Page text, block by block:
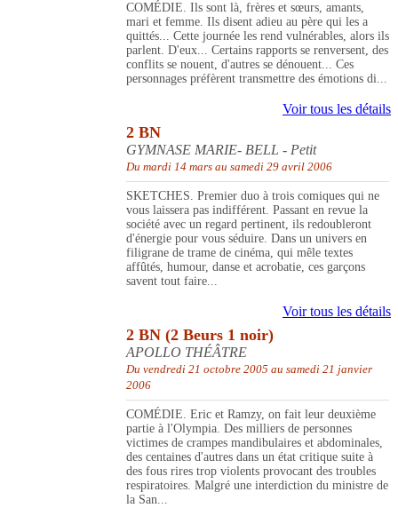
COMÉDIE. Ils sont là, frères et sœurs, amants,
mari et femme. Ils disent adieu au père qui les a
quittés... Cette journée les rend vulnérables, alors ils
parlent. D'eux... Certains rapports se renversent, des
conflits se nouent, d'autres se dénouent... Ces
personnages préfèrent transmettre des émotions di...
Voir tous les détails
2 BN
GYMNASE MARIE- BELL - Petit
Du mardi 14 mars au samedi 29 avril 2006
SKETCHES. Premier duo à trois comiques qui ne
vous laissera pas indifférent. Passant en revue la
société avec un regard pertinent, ils redoubleront
d'énergie pour vous séduire. Dans un univers en
filigrane de trame de cinéma, qui mêle textes
affûtés, humour, danse et acrobatie, ces garçons
savent tout faire...
Voir tous les détails
2 BN (2 Beurs 1 noir)
APOLLO THÉÂTRE
Du vendredi 21 octobre 2005 au samedi 21 janvier
2006
COMÉDIE. Eric et Ramzy, on fait leur deuxième
partie à l'Olympia. Des milliers de personnes
victimes de crampes mandibulaires et abdominales,
des centaines d'autres dans un état critique suite à
des fous rires trop violents provocant des troubles
respiratoires. Malgré une interdiction du ministre de
la San...